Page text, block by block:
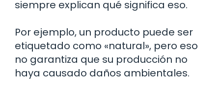
siempre explican qué significa eso.
Por ejemplo, un producto puede ser
etiquetado como «natural», pero eso
no garantiza que su producción no
haya causado daños ambientales.